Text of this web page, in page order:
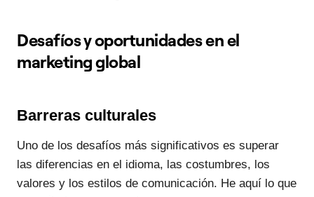
Desafíos y oportunidades en el
marketing global
Barreras culturales
Uno de los desafíos más significativos es superar
las diferencias en el idioma, las costumbres, los
valores y los estilos de comunicación. He aquí lo que